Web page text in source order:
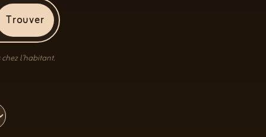
Trouver
l’habitant.